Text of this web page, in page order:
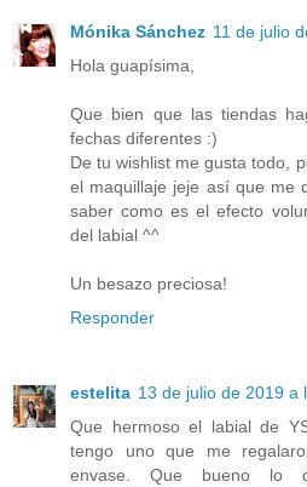
Mónika Sánchez 11 de julio
Hola guapísima,
Que bien que las tiendas
fechas diferentes :)
De tu wishlist me gusta todo,
el maquillaje jeje así que me
saber como es el efecto
del labial ^^
Un besazo preciosa!
Responder
estelita 13 de julio de 2019 a
Que hermoso el labial de
tengo uno que me
envase. Que bueno lo